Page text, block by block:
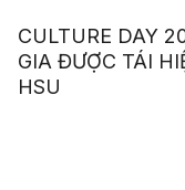
CULTURE DAY
GIA ĐƯỢC TÁI
HSU